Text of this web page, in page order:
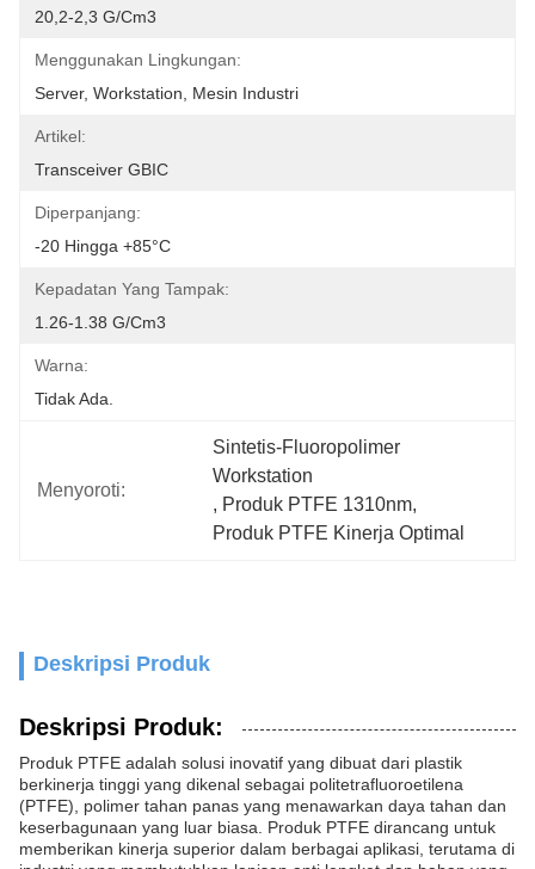
20,2-2,3 G/cm3
Menggunakan Lingkungan:
Server, Workstation, Mesin Industri
Artikel:
Transceiver GBIC
Diperpanjang:
-20 Hingga +85°C
Kepadatan Yang Tampak:
1.26-1.38 G/cm3
Warna:
Tidak Ada.
Menyoroti:
Sintetis-Fluoropolimer
Workstation
, Produk PTFE 1310nm,
Produk PTFE Kinerja Optimal
Deskripsi Produk
Deskripsi Produk:
Produk PTFE adalah solusi inovatif yang dibuat dari plastik
berkinerja tinggi yang dikenal sebagai politetrafluoroetilena
(PTFE), polimer tahan panas yang menawarkan daya tahan dan
keserbagunaan yang luar biasa. Produk PTFE dirancang untuk
memberikan kinerja superior dalam berbagai aplikasi, terutama di